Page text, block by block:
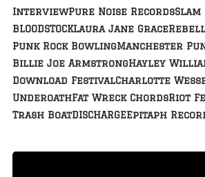
InterviewPure Noise RecordsSlam
BLOODSTOCKLaura Jane Grace
Punk Rock BowlingManchester
Billie Joe ArmstrongHayley
Download FestivalCharlotte
UnderoathFat Wreck ChordsRiot
Trash BoatDISCHARGEEpitaph